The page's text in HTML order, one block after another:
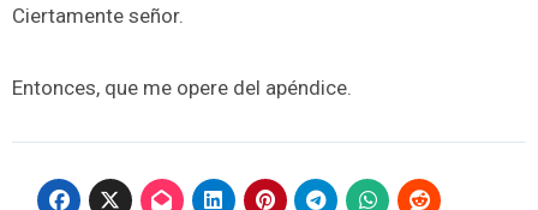
Ciertamente señor.
Entonces, que me opere del apéndice.